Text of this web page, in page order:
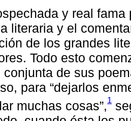
y real
literaria y el
de los grandes
Todo esto
conjunta de sus
para “dejarlos
muchas cosas”,1